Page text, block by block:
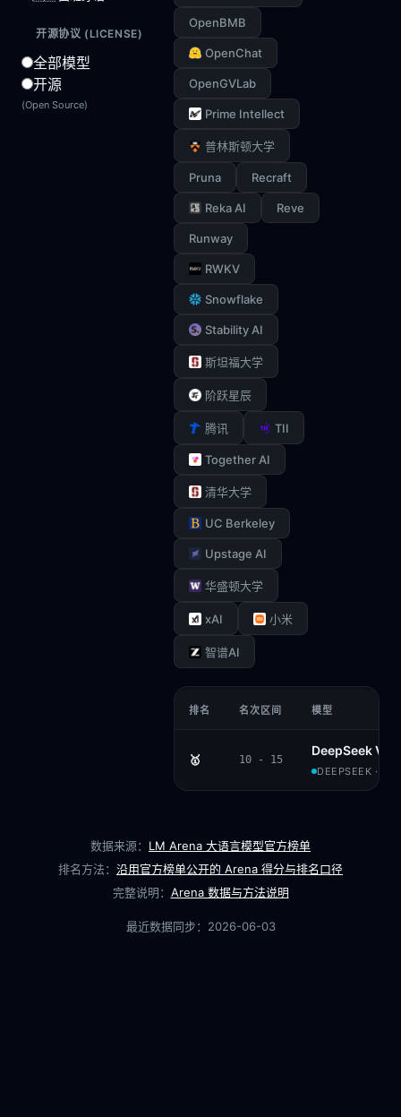
开源协议 (LICENSE)
全部模型
开源
(Open Source)
OpenBMB
OpenChat
OpenGVLab
Prime Intellect
普林斯顿大学
Pruna Recraft
Reka AI Reve
Runway
RWKV
Snowflake
Stability AI
斯坦福大学
阶跃星辰
腾讯 TII
Together AI
清华大学
UC Berkeley
Upstage AI
华盛顿大学
xAI 小米
智谱AI
排名 名次区间 模型
🥇 10 - 15
DeepSeek V4
DEEPSEEK · MIT
数据来源： LM Arena 大语言模型官方榜单
排名方法： 沿用官方榜单公开的 Arena 得分与排名口径
完整说明： Arena 数据与方法说明
最近数据同步： 2026-06-03